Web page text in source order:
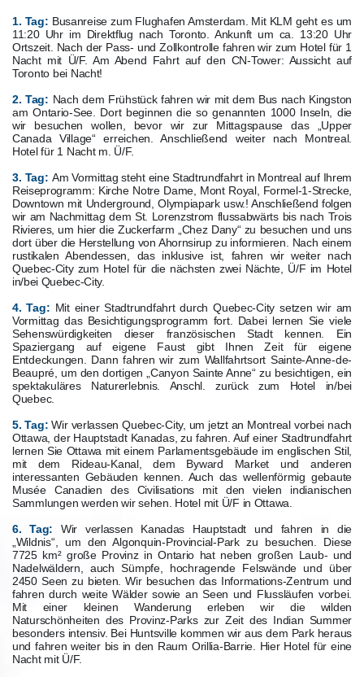
1. Tag: Busanreise zum Flughafen Amsterdam. Mit KLM geht es um
11:20 Uhr im Direktflug nach Toronto. Ankunft um ca. 13:20 Uhr
Ortszeit. Nach der Pass- und Zollkontrolle fahren wir zum Hotel für 1
Nacht mit Ü/F. Am Abend Fahrt auf den CN-Tower: Aussicht auf
Toronto bei Nacht!
2. Tag: Nach dem Frühstück fahren wir mit dem Bus nach Kingston
am Ontario-See. Dort beginnen die so genannten 1000 Inseln, die
wir besuchen wollen, bevor wir zur Mittagspause das „Upper
Canada Village“ erreichen. Anschließend weiter nach Montreal.
Hotel für 1 Nacht m. Ü/F.
3. Tag: Am Vormittag steht eine Stadtrundfahrt in Montreal auf Ihrem
Reiseprogramm: Kirche Notre Dame, Mont Royal, Formel-1-Strecke,
Downtown mit Underground, Olympiapark usw.! Anschließend folgen
wir am Nachmittag dem St. Lorenzstrom flussabwärts bis nach Trois
Rivieres, um hier die Zuckerfarm „Chez Dany“ zu besuchen und uns
dort über die Herstellung von Ahornsirup zu informieren. Nach einem
rustikalen Abendessen, das inklusive ist, fahren wir weiter nach
Quebec-City zum Hotel für die nächsten zwei Nächte, Ü/F im Hotel
in/bei Quebec-City.
4. Tag: Mit einer Stadtrundfahrt durch Quebec-City setzen wir am
Vormittag das Besichtigungsprogramm fort. Dabei lernen Sie viele
Sehenswürdigkeiten dieser französischen Stadt kennen. Ein
Spaziergang auf eigene Faust gibt Ihnen Zeit für eigene
Entdeckungen. Dann fahren wir zum Wallfahrtsort Sainte-Anne-de-
Beaupré, um den dortigen „Canyon Sainte Anne“ zu besichtigen, ein
spektakuläres Naturerlebnis. Anschl. zurück zum Hotel in/bei
Quebec.
5. Tag: Wir verlassen Quebec-City, um jetzt an Montreal vorbei nach
Ottawa, der Hauptstadt Kanadas, zu fahren. Auf einer Stadtrundfahrt
lernen Sie Ottawa mit einem Parlamentsgebäude im englischen Stil,
mit dem Rideau-Kanal, dem Byward Market und anderen
interessanten Gebäuden kennen. Auch das wellenförmig gebaute
Musée Canadien des Civilisations mit den vielen indianischen
Sammlungen werden wir sehen. Hotel mit Ü/F in Ottawa.
6. Tag:
Wir verlassen Kanadas Hauptstadt und fahren in die
„Wildnis“, um den Algonquin-Provincial-Park zu besuchen. Diese
7725 km² große Provinz in Ontario hat neben großen Laub- und
Nadelwäldern, auch Sümpfe, hochragende Felswände und über
2450 Seen zu bieten. Wir besuchen das Informations-Zentrum und
fahren durch weite Wälder sowie an Seen und Flussläufen vorbei.
Mit einer kleinen Wanderung erleben wir die wilden
Naturschönheiten des Provinz-Parks zur Zeit des Indian Summer
besonders intensiv. Bei Huntsville kommen wir aus dem Park heraus
und fahren weiter bis in den Raum Orillia-Barrie. Hier Hotel für eine
Nacht mit Ü/F.